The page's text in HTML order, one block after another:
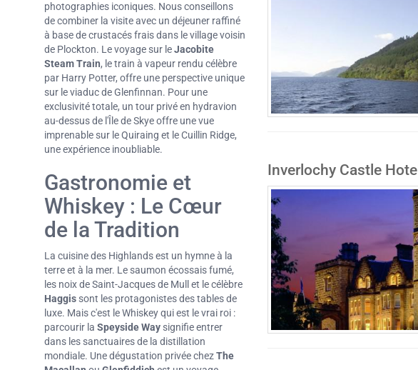
photographies iconiques. Nous conseillons
de combiner la visite avec un déjeuner raffiné
à base de crustacés frais dans le village voisin
de Plockton. Le voyage sur leJacobite
Steam Train, le train à vapeur rendu célèbre
par Harry Potter, offre une perspective unique
sur le viaduc de Glenfinnan. Pour une
exclusivité totale, un tour privé en hydravion
au-dessus de l'Île de Skye offre une vue
imprenable sur le Quiraing et le Cuillin Ridge,
une expérience inoubliable.
Gastronomie et
Whiskey : Le Cœur
de la Tradition
La cuisine des Highlands est un hymne à la
terre et à la mer. Le saumon écossais fumé,
les noix de Saint-Jacques de Mull et le célèbre
Haggis sont les protagonistes des tables de
luxe. Mais c'est le Whiskey qui est le vrai roi :
parcourir la Speyside Way signifie entrer
dans les sanctuaires de la distillation
mondiale. Une dégustation privée chezThe
Inverlochy Castle Hotel